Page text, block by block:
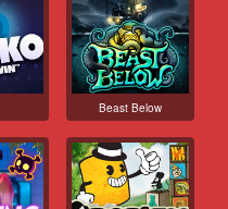
Beast Below